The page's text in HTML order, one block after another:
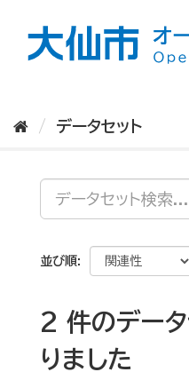
データセット
並び順
2 件のデー
りました